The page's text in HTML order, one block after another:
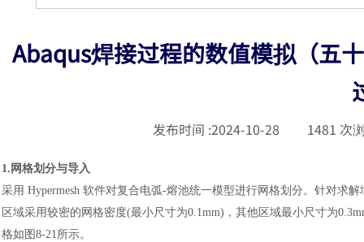
Abaqus焊接过程的数值模拟（五
发布时间 :2024-10-28 1481 次
1.网格划分与导入
采用 Hypermesh 软件对复合电弧-熔池统一模型进行网格划分。针对求
区域采用较密的网格密度(最小尺寸为0.1mm)，其他区域最小尺寸为
格如图8-21所示。